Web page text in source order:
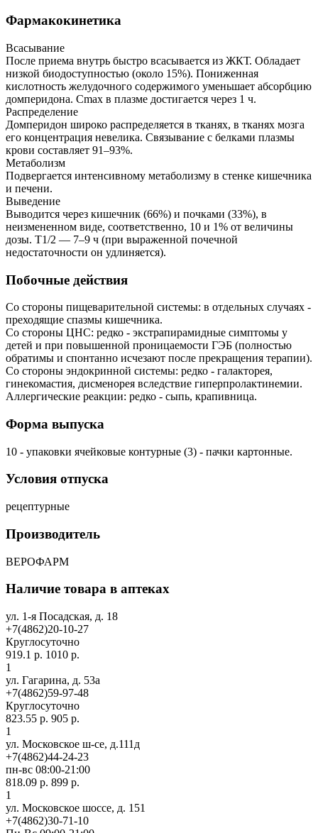
Фармакокинетика
Всасывание
После приема внутрь быстро всасывается из ЖКТ. Обладает
низкой биодоступностью (около 15%). Пониженная
кислотность желудочного содержимого уменьшает абсорбцию
домперидона. Cmax в плазме достигается через 1 ч.
Распределение
Домперидон широко распределяется в тканях, в тканях мозга
его концентрация невелика. Связывание с белками плазмы
крови составляет 91–93%.
Метаболизм
Подвергается интенсивному метаболизму в стенке кишечника
и печени.
Выведение
Выводится через кишечник (66%) и почками (33%), в
неизмененном виде, соответственно, 10 и 1% от величины
дозы. T1/2 — 7–9 ч (при выраженной почечной
недостаточности он удлиняется).
Побочные действия
Со стороны пищеварительной системы: в отдельных случаях -
преходящие спазмы кишечника.
Со стороны ЦНС: редко - экстрапирамидные симптомы у
детей и при повышенной проницаемости ГЭБ (полностью
обратимы и спонтанно исчезают после прекращения терапии).
Со стороны эндокринной системы: редко - галакторея,
гинекомастия, дисменорея вследствие гиперпролактинемии.
Аллергические реакции: редко - сыпь, крапивница.
Форма выпуска
10 - упаковки ячейковые контурные (3) - пачки картонные.
Условия отпуска
рецептурные
Производитель
ВЕРОФАРМ
Наличие товара в аптеках
ул. 1-я Посадская, д. 18
+7(4862)20-10-27
Круглосуточно
919.1 р. 1010 р.
1
ул. Гагарина, д. 53а
+7(4862)59-97-48
Круглосуточно
823.55 р. 905 р.
1
ул. Московское ш-се, д.111д
+7(4862)44-24-23
пн-вс 08:00-21:00
818.09 р. 899 р.
1
ул. Московское шоссе, д. 151
+7(4862)30-71-10